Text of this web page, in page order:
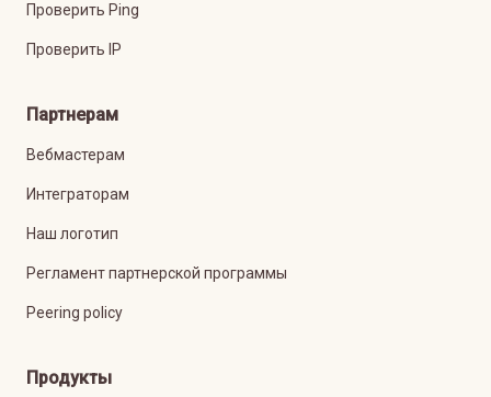
Проверить Ping
Проверить IP
Партнерам
Вебмастерам
Интеграторам
Наш логотип
Регламент партнерской программы
Peering policy
Продукты